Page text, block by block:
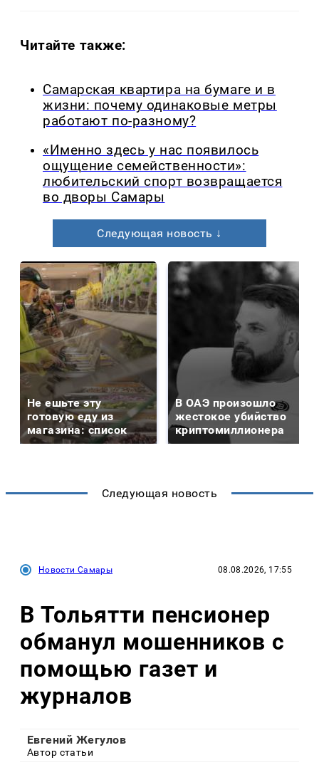
Читайте также:
Самарская квартира на бумаге и в
жизни: почему одинаковые метры
работают по-разному?
«Именно здесь у нас появилось
ощущение семейственности»:
любительский спорт возвращается
во дворы Самары
Следующая новость ↓
Не ешьте эту
готовую еду из
магазина: список
В ОАЭ произошло
жестокое убийство
криптомиллионера
Следующая новость
Новости Самары 08.08.2026, 17:55
В Тольятти пенсионер
обманул мошенников с
помощью газет и
журналов
Евгений Жегулов
Автор статьи